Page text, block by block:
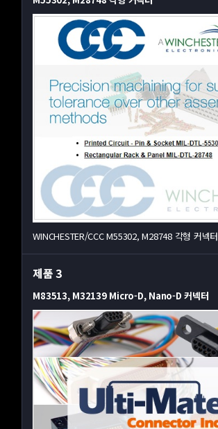
WINCHESTER/CCC M55302, M28748 각형 커넥터
제품 3
M83513, M32139 Micro-D, Nano-D 커넥터